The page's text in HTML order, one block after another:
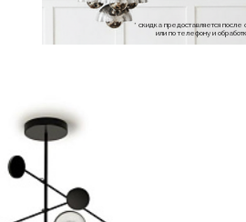
* скидка предоставляется
или по телефону и